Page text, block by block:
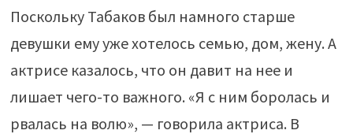
Поскольку Табаков был намного старше
девушки ему уже хотелось семью, дом, жену. А
актрисе казалось, что он давит на нее и
лишает чего-то важного. «Я с ним боролась и
рвалась на волю», — говорила актриса. В